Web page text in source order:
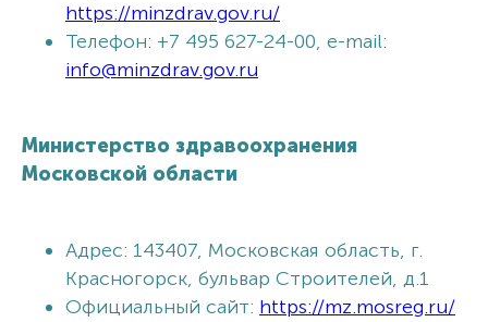
https://minzdrav.gov.ru/
Телефон: +7 495 627-24-00, e-mail:
info@minzdrav.gov.ru
Министерство здравоохранения
Московской области
Адрес: 143407, Московская область, г.
Красногорск, бульвар Строителей, д.1
Официальный сайт: https://mz.mosreg.ru/